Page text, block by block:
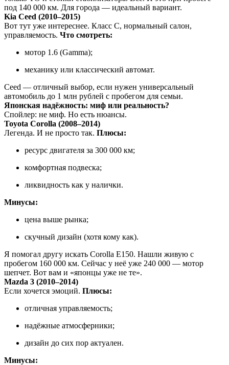
под 140 000 км. Для города — идеальный вариант.
Kia Ceed (2010–2015)
Вот тут уже интереснее. Класс C, нормальный салон,
управляемость. Что смотреть:
мотор 1.6 (Gamma);
механику или классический автомат.
Ceed — отличный выбор, если нужен универсальный
автомобиль до 1 млн рублей с пробегом для семьи.
Японская надёжность: миф или реальность?
Спойлер: не миф. Но есть нюансы.
Toyota Corolla (2008–2014)
Легенда. И не просто так. Плюсы:
ресурс двигателя за 300 000 км;
комфортная подвеска;
ликвидность как у налички.
Минусы:
цена выше рынка;
скучный дизайн (хотя кому как).
Я помогал другу искать Corolla E150. Нашли живую с
пробегом 160 000 км. Сейчас у неё уже 240 000 — мотор
шепчет. Вот вам и «японцы уже не те».
Mazda 3 (2010–2014)
Если хочется эмоций. Плюсы:
отличная управляемость;
надёжные атмосферники;
дизайн до сих пор актуален.
Минусы: